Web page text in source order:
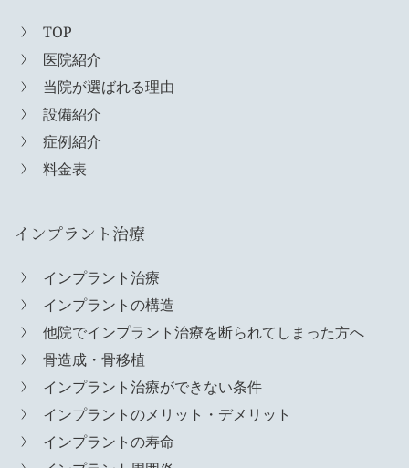
TOP
医院紹介
当院が選ばれる理由
設備紹介
症例紹介
料金表
インプラント治療
インプラント治療
インプラントの構造
他院でインプラント治療を断られてしまった方へ
骨造成・骨移植
インプラント治療ができない条件
インプラントのメリット・デメリット
インプラントの寿命